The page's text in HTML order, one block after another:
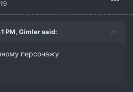
PM, Gimlersaid:
персонажу